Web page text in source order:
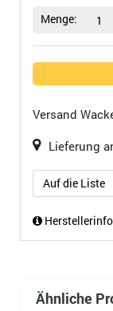
Menge: 1
Versand
Lieferung
Auf die Liste
Ähnliche